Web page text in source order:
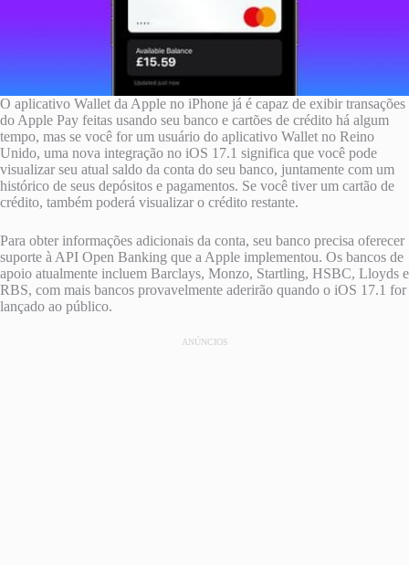
O aplicativo Wallet da Apple no ‌iPhone‌ já é capaz de exibir transações
do Apple Pay feitas usando seu banco e cartões de crédito há algum
tempo, mas se você for um usuário do aplicativo Wallet no Reino
Unido, uma nova integração no iOS 17.1 significa que você pode
visualizar seu atual saldo da conta do seu banco, juntamente com um
histórico de seus depósitos e pagamentos. Se você tiver um cartão de
crédito, também poderá visualizar o crédito restante.
Para obter informações adicionais da conta, seu banco precisa oferecer
suporte à API Open Banking que a Apple implementou. Os bancos de
apoio atualmente incluem Barclays, Monzo, Startling, HSBC, Lloyds e
RBS, com mais bancos provavelmente aderirão quando o iOS 17.1 for
lançado ao público.
ANÚNCIOS